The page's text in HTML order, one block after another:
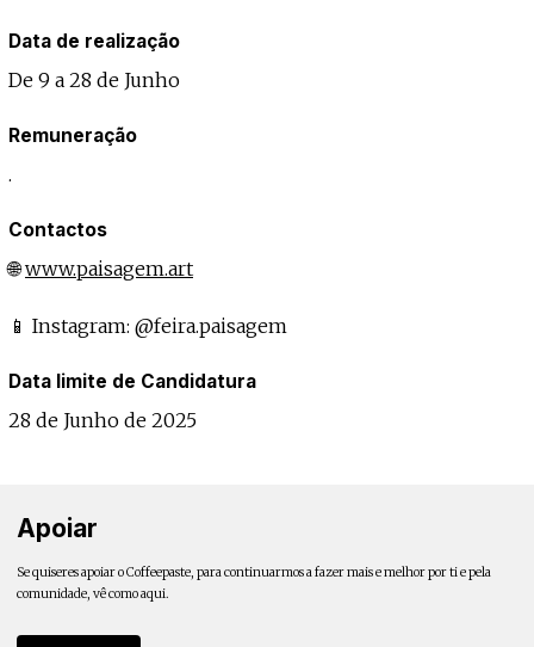
Data de realização
De 9 a 28 de Junho
Remuneração
.
Contactos
🌐www.paisagem.art
📱 Instagram: @feira.paisagem
Data limite de Candidatura
28 de Junho de 2025
Apoiar
Se quiseres apoiar o Coffeepaste, para continuarmos a fazer mais e melhor por ti e pela
comunidade, vê como aqui.